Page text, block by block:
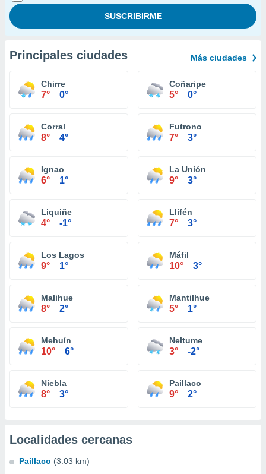
Principales ciudades Más ciudades
Chirre
7° 0°
Coñaripe
5° 0°
Corral
8° 4°
Futrono
7° 3°
Ignao
6° 1°
La Unión
9° 3°
Liquiñe
4° -1°
Llifén
7° 3°
Los Lagos
9° 1°
Máfil
10° 3°
Malihue
8° 2°
Mantilhue
5° 1°
Mehuín
10° 6°
Neltume
3° -2°
Niebla
8° 3°
Paillaco
9° 2°
Localidades cercanas
Paillaco (3.03 km)